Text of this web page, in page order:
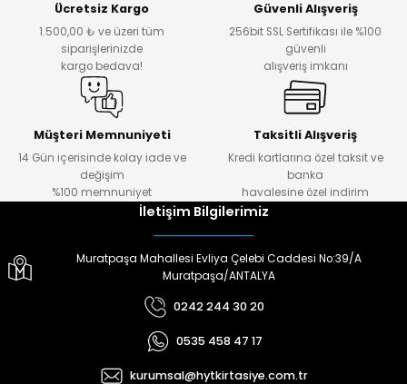
Ücretsiz Kargo
1.500,00 ₺ ve üzeri tüm
siparişlerinizde
kargo bedava!
Güvenli Alışveriş
256bit SSL Sertifikası ile %100
güvenli
alışveriş imkanı
Müşteri Memnuniyeti
14 Gün içerisinde kolay iade ve
değişim
%100 memnuniyet
Taksitli Alışveriş
Kredi kartlarına özel taksit ve
banka
havalesine özel indirim
İletişim Bilgilerimiz
Muratpaşa Mahallesi Evliya Çelebi Caddesi No:39/A
Muratpaşa/ANTALYA
0242 244 30 20
0535 458 47 17
kurumsal@hytkirtasiye.com.tr